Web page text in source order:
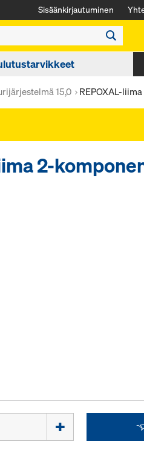
Sisäänkirjautuminen
15,0 REPOXAL-
2-